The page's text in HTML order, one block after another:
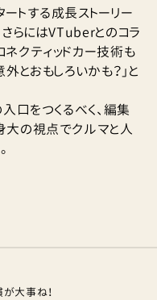
トする成長ストーリー
さらにはVTuberとのコラ
クティッドカー技術も
とおもしろいかも？」と
口をつくるべく、編集
大の視点でクルマと人
大事ね！